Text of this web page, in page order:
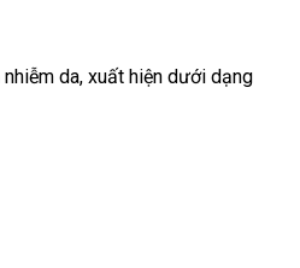
da, xuất hiện dưới dạng